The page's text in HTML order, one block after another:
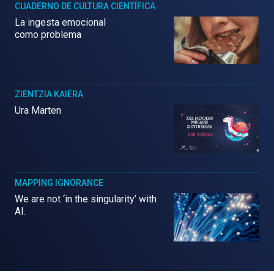
CUADERNO DE CULTURA CIENTÍFICA
La ingesta emocional
como problema
ZIENTZIA KAIERA
Ura Marten
MAPPING IGNORANCE
We are not ‘in the singularity’ with
AI.